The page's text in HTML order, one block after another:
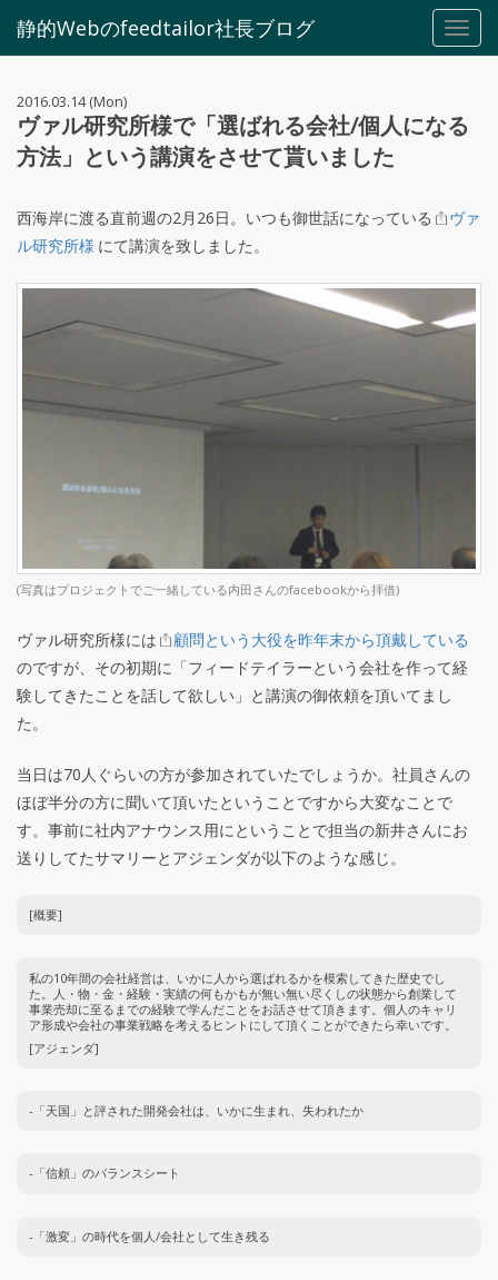
静的Webのfeedtailor社長ブログ
2016.03.14 (Mon)
ヴァル研究所様で「選ばれる会社/個人になる
方法」という講演をさせて貰いました
西海岸に渡る直前週の2月26日。いつも御世話になっている
ヴァ
ル研究所様 にて講演を致しました。
(写真はプロジェクトでご一緒している内田さんのfacebookから拝借)
ヴァル研究所様には
顧問という大役を昨年末から頂戴している
のですが、その初期に「フィードテイラーという会社を作って経
験してきたことを話して欲しい」と講演の御依頼を頂いてまし
た。
当日は70人ぐらいの方が参加されていたでしょうか。社員さんの
ほぼ半分の方に聞いて頂いたということですから大変なことで
す。事前に社内アナウンス用にということで担当の新井さんにお
送りしてたサマリーとアジェンダが以下のような感じ。
[概要]
私の10年間の会社経営は、いかに人から選ばれるかを模索してきた歴史でし
た。人・物・金・経験・実績の何もかもが無い無い尽くしの状態から創業して
事業売却に至るまでの経験で学んだことをお話させて頂きます。個人のキャリ
ア形成や会社の事業戦略を考えるヒントにして頂くことができたら幸いです。
[アジェンダ]
-「天国」と評された開発会社は、いかに生まれ、失われたか
-「信頼」のバランスシート
-「激変」の時代を個人/会社として生き残る